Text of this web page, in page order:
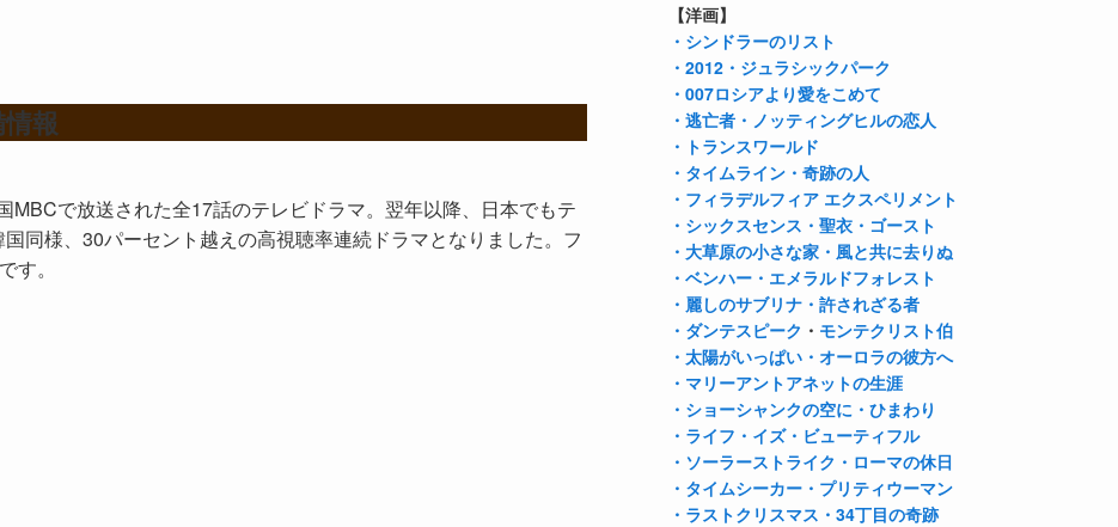
報
MBCで放送された全17話のテレビドラマ。翌年以降、日本でもテ
同様、30パーセント越えの高視聴率連続ドラマとなりました。フ
す。
【洋画】
・シンドラーのリスト
・2012 ・ジュラシックパーク
・007ロシアより愛をこめて
・逃亡者 ・ノッティングヒルの恋人
・トランスワールド
・タイムライン ・奇跡の人
・フィラデルフィア エクスペリメント
・シックスセンス ・聖衣 ・ゴースト
・大草原の小さな家 ・風と共に去りぬ
・ベンハー ・エメラルドフォレスト
・麗しのサブリナ ・許されざる者
・ダンテスピーク ・ モンテクリスト伯
・太陽がいっぱい ・オーロラの彼方へ
・マリーアントアネットの生涯
・ショーシャンクの空に ・ひまわり
・ライフ・イズ・ビューティフル
・ソーラーストライク ・ローマの休日
・タイムシーカー ・プリティウーマン
・ラストクリスマス ・34丁目の奇跡